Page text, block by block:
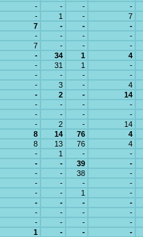
- - -
-
- 1 -
7
7 - -
-
- - -
-
7 - -
-
- 34 1
4
- 31 1
-
- - -
-
- 3 -
4
- 2 -
14
- - -
-
- - -
-
- 2 -
14
8 14 76
4
8 13 76
4
- 1 -
-
- - 39
-
- - 38
-
- - -
-
- - 1
-
- - -
-
- - -
-
- - -
-
1 - -
-